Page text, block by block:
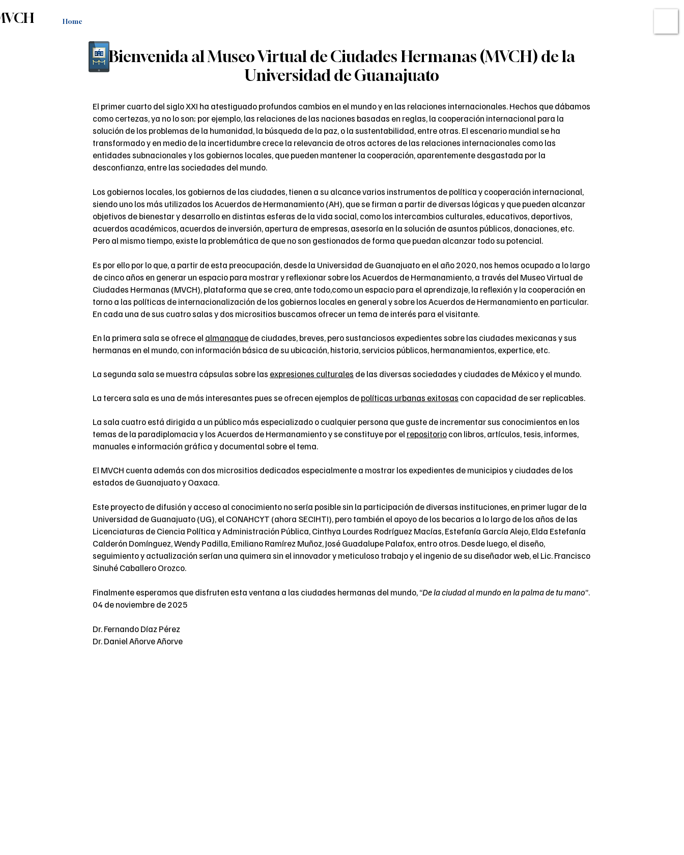
Home
Bienvenida al Museo Virtual de Ciudades Hermanas (MVCH) de la
Universidad de Guanajuato
El primer cuarto del siglo XXI ha atestiguado profundos cambios en el mundo y en las relaciones internacionales. Hechos que dábamos
como certezas, ya no lo son; por ejemplo, las relaciones de las naciones basadas en reglas, la cooperación internacional para la
solución de los problemas de la humanidad, la búsqueda de la paz, o la sustentabilidad, entre otras. El escenario mundial se ha
transformado y en medio de la incertidumbre crece la relevancia de otros actores de las relaciones internacionales como las
entidades subnacionales y los gobiernos locales, que pueden mantener la cooperación, aparentemente desgastada por la
desconfianza, entre las sociedades del mundo.
Los gobiernos locales, los gobiernos de las ciudades, tienen a su alcance varios instrumentos de política y cooperación internacional,
siendo uno los más utilizados los Acuerdos de Hermanamiento (AH), que se firman a partir de diversas lógicas y que pueden alcanzar
objetivos de bienestar y desarrollo en distintas esferas de la vida social, como los intercambios culturales, educativos, deportivos,
acuerdos académicos, acuerdos de inversión, apertura de empresas, asesoría en la solución de asuntos públicos, donaciones, etc.
Pero al mismo tiempo, existe la problemática de que no son gestionados de forma que puedan alcanzar todo su potencial.
Es por ello por lo que, a partir de esta preocupación, desde la Universidad de Guanajuato en el año 2020, nos hemos ocupado a lo largo
de cinco años en generar un espacio para mostrar y reflexionar sobre los Acuerdos de Hermanamiento, a través del Museo Virtual de
Ciudades Hermanas (MVCH), plataforma que se crea, ante todo,como un espacio para el aprendizaje, la reflexión y la cooperación en
torno a las políticas de internacionalización de los gobiernos locales en general y sobre los Acuerdos de Hermanamiento en particular.
En cada una de sus cuatro salas y dos micrositios buscamos ofrecer un tema de interés para el visitante.
En la primera sala se ofrece el almanaquede ciudades, breves, pero sustanciosos expedientes sobre las ciudades mexicanas y sus
hermanas en el mundo, con información básica de su ubicación, historia, servicios públicos, hermanamientos, expertice, etc.
La segunda sala se muestra cápsulas sobre las expresiones culturales de las diversas sociedades y ciudades de México y el mundo.
La tercera sala es una de más interesantes pues se ofrecen ejemplos depolíticas urbanas exitosas con capacidad de ser replicables.
La sala cuatro está dirigida a un público más especializado o cualquier persona que guste de incrementar sus conocimientos en los
temas de la paradiplomacia y los Acuerdos de Hermanamiento y se constituye por el repositoriocon libros, artículos, tesis, informes,
manuales e información gráfica y documental sobre el tema.
El MVCH cuenta además con dos micrositios dedicados especialmente a mostrar los expedientes de municipios y ciudades de los
estados de Guanajuato y Oaxaca.
Este proyecto de difusión y acceso al conocimiento no sería posible sin la participación de diversas instituciones, en primer lugar de la
Universidad de Guanajuato (UG), el CONAHCYT (ahora SECIHTI), pero también el apoyo de los becarios a lo largo de los años de las
Licenciaturas de Ciencia Política y Administración Pública, Cinthya Lourdes Rodríguez Macías, Estefanía García Alejo, Elda Estefanía
Calderón Domínguez, Wendy Padilla, Emiliano Ramírez Muñoz, José Guadalupe Palafox, entro otros. Desde luego, el diseño,
seguimiento y actualización serían una quimera sin el innovador y meticuloso trabajo y el ingenio de su diseñador web, el Lic. Francisco
Sinuhé Caballero Orozco.
Finalmente esperamos que disfruten esta ventana a las ciudades hermanas del mundo, “De la ciudad al mundo en la palma de tu mano”.
04 de noviembre de 2025
Dr. Fernando Díaz Pérez
Dr. Daniel Añorve Añorve